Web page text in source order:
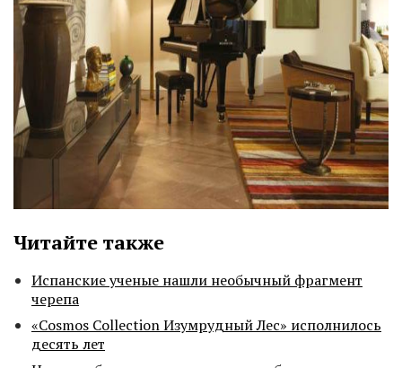
Читайте также
Испанские ученые нашли необычный фрагмент
черепа
«Cosmos Collection Изумрудный Лес» исполнилось
десять лет